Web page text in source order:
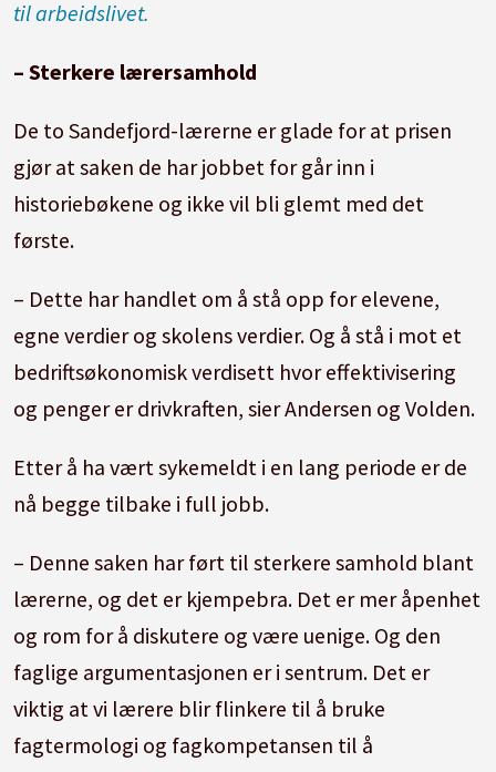
til arbeidslivet.
– Sterkere lærersamhold
De to Sandefjord-lærerne er glade for at prisen
gjør at saken de har jobbet for går inn i
historiebøkene og ikke vil bli glemt med det
første.
– Dette har handlet om å stå opp for elevene,
egne verdier og skolens verdier. Og å stå i mot et
bedriftsøkonomisk verdisett hvor effektivisering
og penger er drivkraften, sier Andersen og Volden.
Etter å ha vært sykemeldt i en lang periode er de
nå begge tilbake i full jobb.
– Denne saken har ført til sterkere samhold blant
lærerne, og det er kjempebra. Det er mer åpenhet
og rom for å diskutere og være uenige. Og den
faglige argumentasjonen er i sentrum. Det er
viktig at vi lærere blir flinkere til å bruke
fagtermologi og fagkompetansen til å